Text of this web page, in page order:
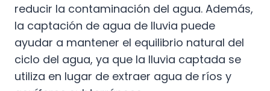
reducir la contaminación del agua. Además,
la captación de agua de lluvia puede
ayudar a mantener el equilibrio natural del
ciclo del agua, ya que la lluvia captada se
utiliza en lugar de extraer agua de ríos y